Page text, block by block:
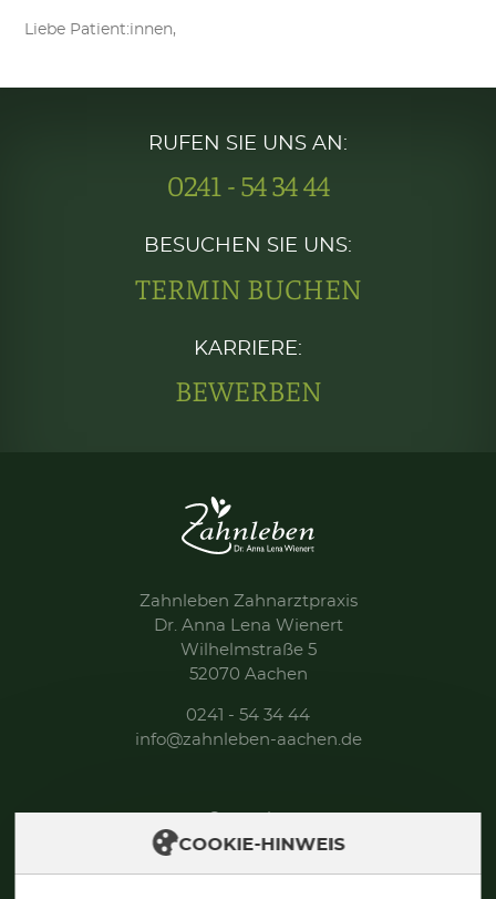
Liebe Patient:innen,
RUFEN SIE UNS AN:
0241 - 54 34 44
BESUCHEN SIE UNS:
TERMIN BUCHEN
KARRIERE:
BEWERBEN
Zahnleben Zahnarztpraxis
Dr. Anna Lena Wienert
Wilhelmstraße 5
52070 Aachen
0241 - 54 34 44
info@zahnleben-aachen.de
COOKIE-HINWEIS